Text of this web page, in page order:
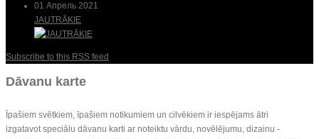
01 Апрель 2021
JAUTRĀKIE
Subscribe to this RSS feed
Dāvanu karte
Īpašiem svētkiem, īpašiem notikumiem un cilvēkiem ir iespējams ātri
izgatavot speciālu dāvanu karti ar noteiktu vārdu, novēlējumu, dizainu -